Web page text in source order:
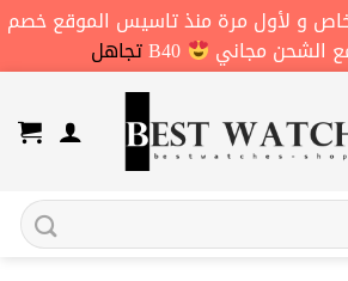
و لأول مرة منذ تاسيس الموقع خصم
تجاهل